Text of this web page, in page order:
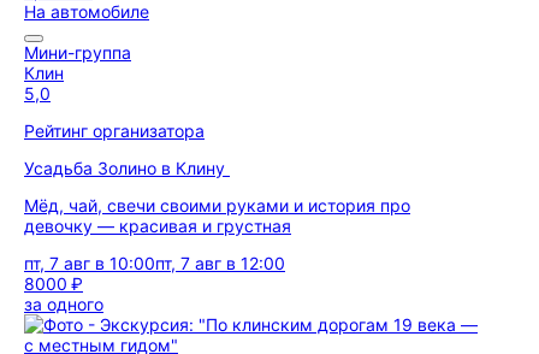
На автомобиле
Мини-группа
Клин
5,0
Рейтинг организатора
Усадьба Золино в Клину
Мёд, чай, свечи своими руками и история про
девочку — красивая и грустная
пт, 7 авг в 10:00пт, 7 авг в 12:00
8000 ₽
за одного